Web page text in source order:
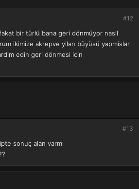
#12
bir türlü bana geri dönmüyor nasil
ikimize akrepve yilan büyüsü yapmislar
edin geri dönmesi icin
#13
sonuç alan varmı